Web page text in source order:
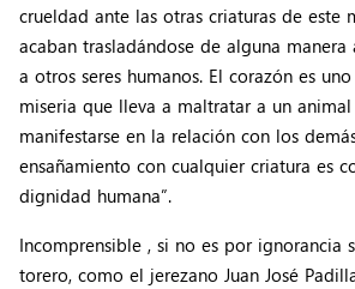
crueldad ante las otras criaturas de este
acaban trasladándose de alguna
a otros seres humanos. El corazón es
miseria que lleva a maltratar a un
manifestarse en la relación con los
ensañamiento con cualquier criatura es
dignidad humana”.
Incomprensible , si no es por ignorancia
torero, como el jerezano Juan José